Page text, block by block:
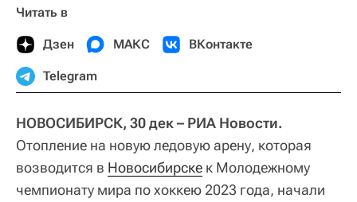
Читать в
Дзен МАКС ВКонтакте
Telegram
НОВОСИБИРСК, 30 дек – РИА Новости.
Отопление на новую ледовую арену, которая
возводится в Новосибирске к Молодежному
чемпионату мира по хоккею 2023 года, начали